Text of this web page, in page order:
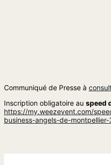
Communiqué de Presse à
Inscription obligatoire au speed
https://my.weezevent.com/
business-angels-de-montpellier-